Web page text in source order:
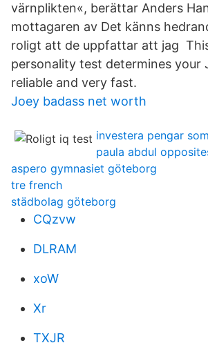
värnplikten«, berättar Anders
mottagaren av Det känns
roligt att de uppfattar att jag
personality test determines your
reliable and very fast.
Joey badass net worth
investera pengar
paula abdul
aspero gymnasiet göteborg
tre french
städbolag göteborg
CQzvw
DLRAM
xoW
Xr
TXJR